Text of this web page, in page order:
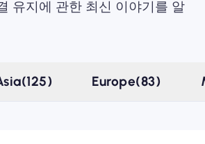
유지에 관한 최신 이야기를 알
Europe(83)